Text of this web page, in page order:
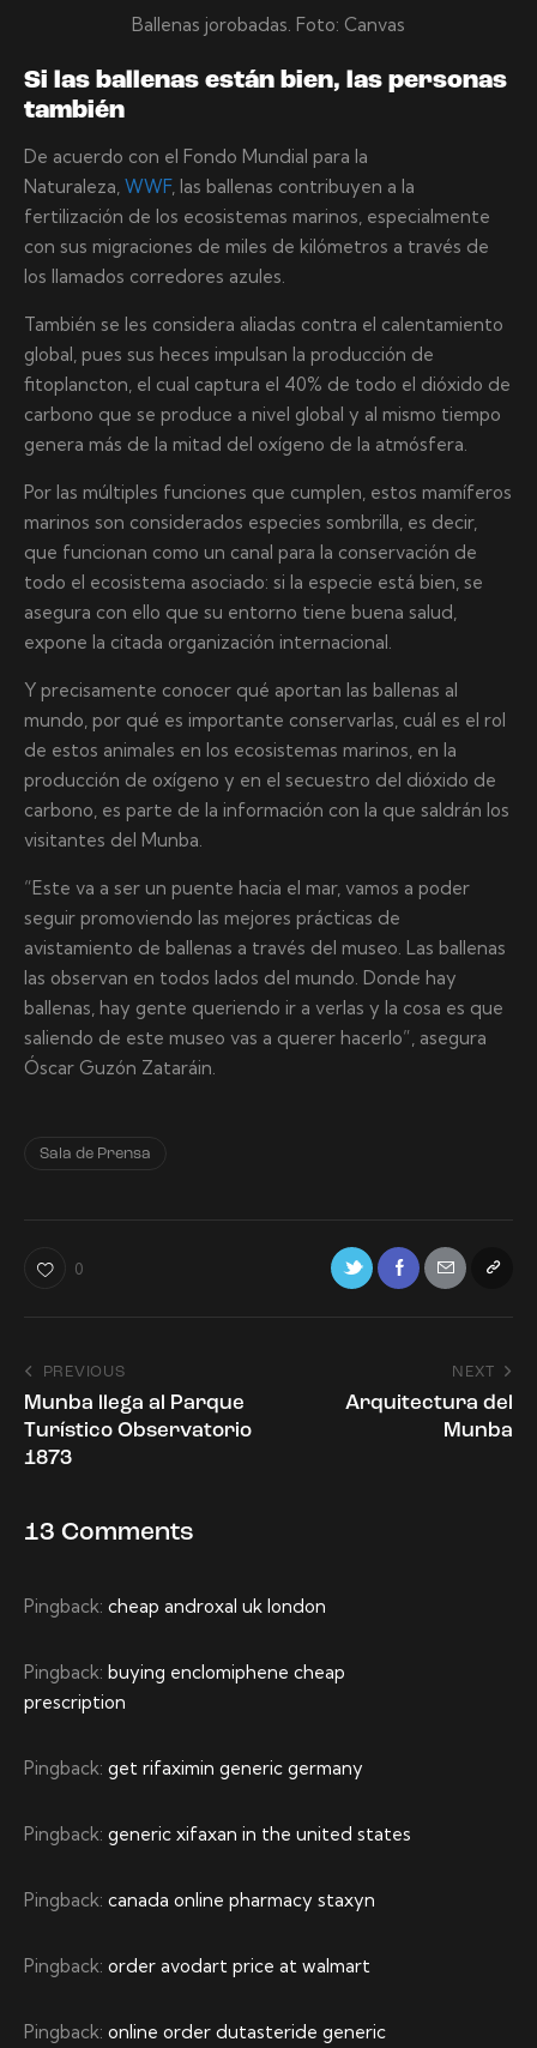
Ballenas jorobadas. Foto: Canvas
Si las ballenas están bien, las personas
también
De acuerdo con el Fondo Mundial para la
Naturaleza, WWF, las ballenas contribuyen a la
fertilización de los ecosistemas marinos, especialmente
con sus migraciones de miles de kilómetros a través de
los llamados corredores azules.
También se les considera aliadas contra el calentamiento
global, pues sus heces impulsan la producción de
fitoplancton, el cual captura el 40% de todo el dióxido de
carbono que se produce a nivel global y al mismo tiempo
genera más de la mitad del oxígeno de la atmósfera.
Por las múltiples funciones que cumplen, estos mamíferos
marinos son considerados especies sombrilla, es decir,
que funcionan como un canal para la conservación de
todo el ecosistema asociado: si la especie está bien, se
asegura con ello que su entorno tiene buena salud,
expone la citada organización internacional.
Y precisamente conocer qué aportan las ballenas al
mundo, por qué es importante conservarlas, cuál es el rol
de estos animales en los ecosistemas marinos, en la
producción de oxígeno y en el secuestro del dióxido de
carbono, es parte de la información con la que saldrán los
visitantes del Munba.
“Este va a ser un puente hacia el mar, vamos a poder
seguir promoviendo las mejores prácticas de
avistamiento de ballenas a través del museo. Las ballenas
las observan en todos lados del mundo. Donde hay
ballenas, hay gente queriendo ir a verlas y la cosa es que
saliendo de este museo vas a querer hacerlo”, asegura
Óscar Guzón Zataráin.
Sala de Prensa
0
PREVIOUS
Munba llega al Parque
Turístico Observatorio
1873
NEXT
Arquitectura del
Munba
13 Comments
Pingback: cheap androxal uk london
Pingback: buying enclomiphene cheap
prescription
Pingback: get rifaximin generic germany
Pingback: generic xifaxan in the united states
Pingback: canada online pharmacy staxyn
Pingback: order avodart price at walmart
Pingback: online order dutasteride generic